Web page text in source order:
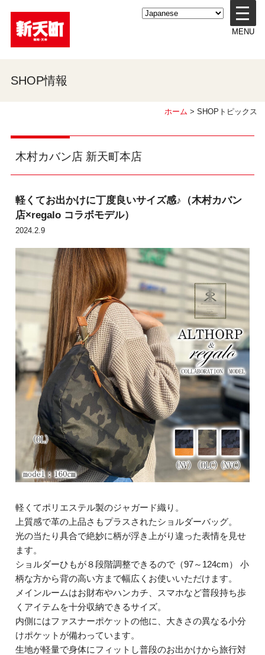
メ
ニ
ュ
MENU
SHOP情報
ホーム > SHOPトピックス
木村カバン店 新天町本店
軽くてお出かけに丁度良いサイズ感♪（木村カバン
店×regalo コラボモデル）
2024.2.9
軽くてポリエステル製のジャガード織り。
上質感で革の上品さもプラスされたショルダーバッグ。
光の当たり具合で絶妙に柄が浮き上がり違った表情を見せ
ます。
ショルダーひもが８段階調整できるので（97～124cm） 小
柄な方から背の高い方まで幅広くお使いいただけます。
メインルームはお財布やハンカチ、スマホなど普段持ち歩
くアイテムを十分収納できるサイズ。
内側にはファスナーポケットの他に、大きさの異なる小分
けポケットが備わっています。
生地が軽量で身体にフィットし普段のお出かけから旅行対